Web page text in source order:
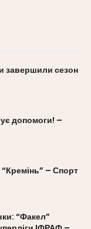
завершили сезон
допомоги! –
– Спорт
“Факел”